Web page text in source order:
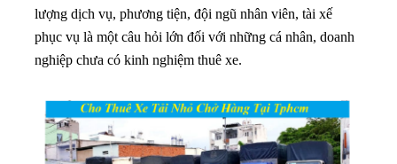
lượng dịch vụ, phương tiện, đội ngũ nhân viên, tài xế
phục vụ là một câu hỏi lớn đối với những cá nhân, doanh
nghiệp chưa có kinh nghiệm thuê xe.